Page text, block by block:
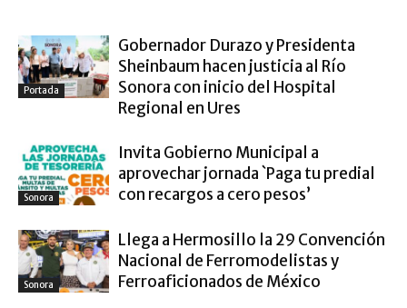
Portada
Gobernador Durazo y Presidenta
Sheinbaum hacen justicia al Río
Sonora con inicio del Hospital
Regional en Ures
Sonora
Invita Gobierno Municipal a
aprovechar jornada `Paga tu predial
con recargos a cero pesos’
Sonora
Llega a Hermosillo la 29 Convención
Nacional de Ferromodelistas y
Ferroaficionados de México